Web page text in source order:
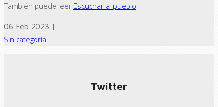
También puede leer Escuchar al pueblo
06 Feb 2023 |
Sin categoría
Twitter